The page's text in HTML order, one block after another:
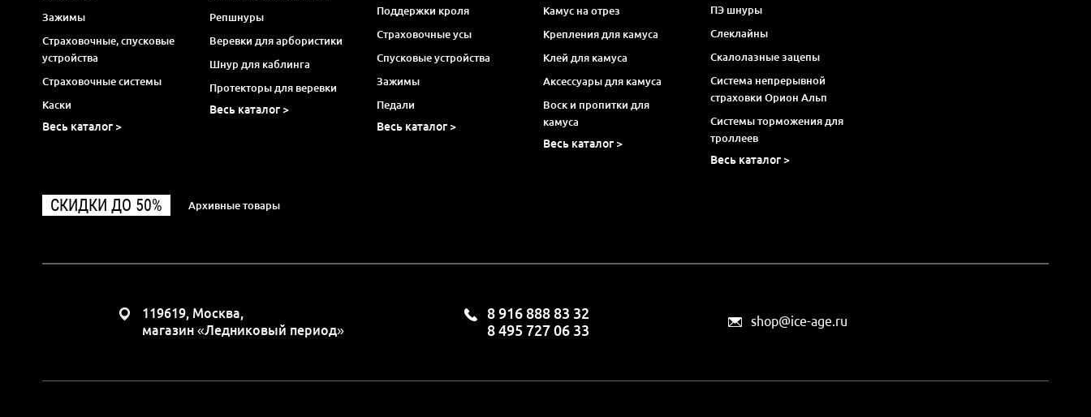
Зажимы
Страховочные, спусковые
устройства
Страховочные системы
Каски
Весь каталог >
Репшнуры
Веревки для арбористики
Шнур для каблинга
Протекторы для веревки
Весь каталог >
Поддержки кроля
Страховочные усы
Спусковые устройства
Зажимы
Педали
Весь каталог >
Камус на отрез
Крепления для камуса
Клей для камуса
Аксессуары для камуса
Воск и пропитки для
камуса
Весь каталог >
ПЭ шнуры
Слеклайны
Скалолазные зацепы
Система непрерывной
страховки Орион Альп
Системы торможения для
троллеев
Весь каталог >
СКИДКИ ДО 50% Архивные товары
119619, Москва,
магазин «Ледниковый период»
8 916 888 83 32
8 495 727 06 33
shop@ice-age.ru